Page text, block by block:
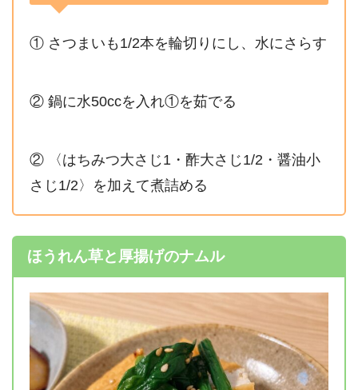
① さつまいも1/2本を輪切りにし、水にさらす
② 鍋に水50ccを入れ①を茹でる
② 〈はちみつ大さじ1・酢大さじ1/2・醤油小
さじ1/2〉を加えて煮詰める
ほうれん草と厚揚げのナムル